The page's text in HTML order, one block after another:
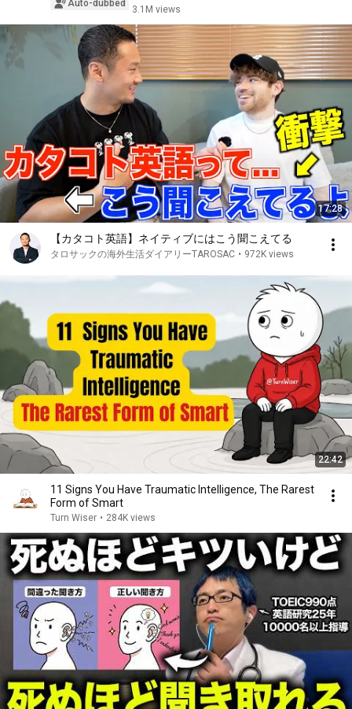
Auto-dubbed
3.1M views
17:28
【カタコト英語】ネイティブにはこう聞こえてる
タロサックの海外生活ダイアリーTAROSAC • 972K views
22:42
11 Signs You Have Traumatic Intelligence, The Rarest
Form of Smart
Turn Wiser • 284K views